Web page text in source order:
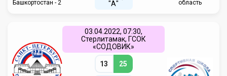
Башкортостан - 2
"А"
область
03.04.2022, 07:30,
Стерлитамак, ГСОК
«СОДОВИК»
13 25